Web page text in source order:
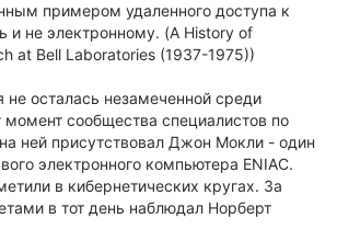
примером удаленного доступа к
и не электронному. (A History of
at Bell Laboratories (1937-1975))
не осталась незамеченной среди
момент сообщества специалистов по
ней присутствовал Джон Мокли - один
электронного компьютера ENIAC.
в кибернетических кругах. За
в тот день наблюдал Норберт